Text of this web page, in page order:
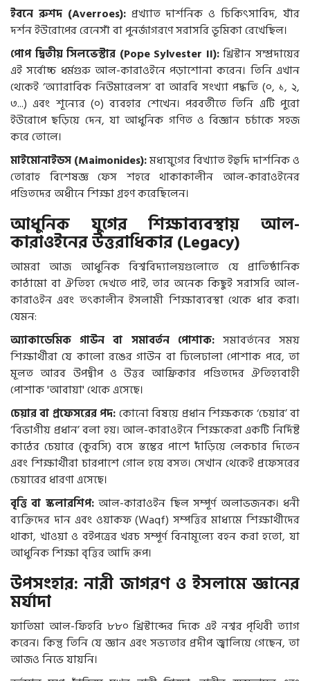
ইবনে রুশদ (Averroes):প্রখ্যাত দার্শনিক ও চিকিৎসাবিদ, যাঁর
দর্শন ইউরোপের রেনেসাঁ বা পুনর্জাগরণে সরাসরি ভূমিকা রেখেছিল।
পোপ দ্বিতীয় সিলভেস্টার (Pope Sylvester II):খ্রিস্টান সম্প্রদায়ের
এই সর্বোচ্চ ধর্মগুরু আল-কারাওইনে পড়াশোনা করেন। তিনি এখান
থেকেই ‘অ্যারাবিক নিউমারেলস’ বা আরবি সংখ্যা পদ্ধতি (০, ১, ২,
৩...) এবং শূন্যের (০) ব্যবহার শেখেন। পরবর্তীতে তিনি এটি পুরো
ইউরোপে ছড়িয়ে দেন, যা আধুনিক গণিত ও বিজ্ঞান চর্চাকে সহজ
করে তোলে।
মাইমোনাইডস (Maimonides):মধ্যযুগের বিখ্যাত ইহুদি দার্শনিক ও
তোরাহ বিশেষজ্ঞ ফেস শহরে থাকাকালীন আল-কারাওইনের
পণ্ডিতদের অধীনে শিক্ষা গ্রহণ করেছিলেন।
আধুনিক যুগের শিক্ষাব্যবস্থায় আল-
কারাওইনের উত্তরাধিকার (Legacy)
আমরা আজ আধুনিক বিশ্ববিদ্যালয়গুলোতে যে প্রাতিষ্ঠানিক
কাঠামো বা ঐতিহ্য দেখতে পাই, তার অনেক কিছুই সরাসরি আল-
কারাওইন এবং তৎকালীন ইসলামী শিক্ষাব্যবস্থা থেকে ধার করা।
যেমন:
অ্যাকাডেমিক গাউন বা সমাবর্তন পোশাক:সমাবর্তনের সময়
শিক্ষার্থীরা যে কালো রঙের গাউন বা ঢিলেঢালা পোশাক পরে, তা
মূলত আরব উপদ্বীপ ও উত্তর আফ্রিকার পণ্ডিতদের ঐতিহ্যবাহী
পোশাক 'আবায়া' থেকে এসেছে।
চেয়ার বা প্রফেসরের পদ:কোনো বিষয়ে প্রধান শিক্ষককে ‘চেয়ার’ বা
‘বিভাগীয় প্রধান’ বলা হয়। আল-কারাওইনে শিক্ষকেরা একটি নির্দিষ্ট
কাঠের চেয়ারে (কুরসি) বসে স্তম্ভের পাশে দাঁড়িয়ে লেকচার দিতেন
এবং শিক্ষার্থীরা চারপাশে গোল হয়ে বসত। সেখান থেকেই প্রফেসরের
চেয়ারের ধারণা এসেছে।
বৃত্তি বা স্কলারশিপ:আল-কারাওইন ছিল সম্পূর্ণ অলাভজনক। ধনী
ব্যক্তিদের দান এবং ওয়াকফ (Waqf) সম্পত্তির মাধ্যমে শিক্ষার্থীদের
থাকা, খাওয়া ও বইপত্রের খরচ সম্পূর্ণ বিনামূল্যে বহন করা হতো, যা
আধুনিক শিক্ষা বৃত্তির আদি রূপ।
উপসংহার: নারী জাগরণ ও ইসলামে জ্ঞানের
মর্যাদা
ফাতিমা আল-ফিহরি ৮৮০ খ্রিস্টাব্দের দিকে এই নশ্বর পৃথিবী ত্যাগ
করেন। কিন্তু তিনি যে জ্ঞান এবং সভ্যতার প্রদীপ জ্বালিয়ে গেছেন, তা
আজও নিভে যায়নি।